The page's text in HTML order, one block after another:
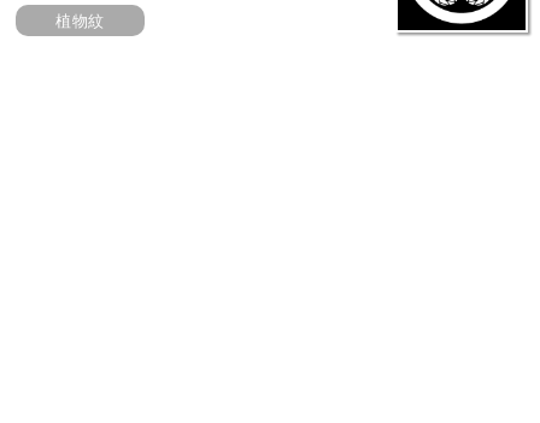
植物紋